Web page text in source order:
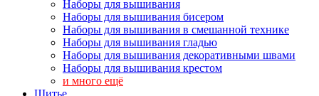
Наборы для вышивания
Наборы для вышивания бисером
Наборы для вышивания в смешанной технике
Наборы для вышивания гладью
Наборы для вышивания декоративными швами
Наборы для вышивания крестом
и много ещё
Шитье